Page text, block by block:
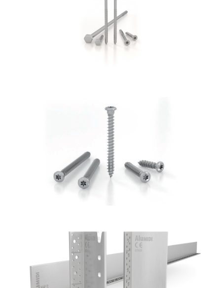
Vite per cemento SKR:SKS
ROTHOBLAAS
Vite LBS
ROTHOBLAAS
Staffa a scomparsa Alumidi
ROTHOBLAAS